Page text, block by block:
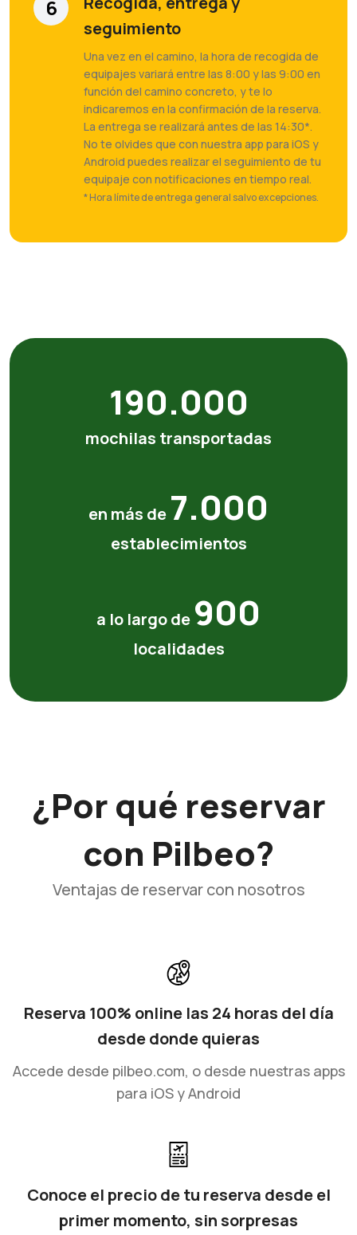
6
seguimiento
Una vez en el camino, la hora de recogida de
equipajes variará entre las 8:00 y las 9:00 en
función del camino concreto, y te lo
indicaremos en la confirmación de la reserva.
La entrega se realizará antes de las 14:30*.
No te olvides que con nuestra app para iOS y
Android puedes realizar el seguimiento de tu
equipaje con notificaciones en tiempo real.
* Hora límite de entrega general salvo excepciones.
190.000
mochilas transportadas
en más de 7.000
establecimientos
a lo largo de 900
localidades
¿Por qué reservar
con Pilbeo?
Ventajas de reservar con nosotros
Reserva 100% online las 24 horas del día
desde donde quieras
Accede desde pilbeo.com, o desde nuestras apps
para iOS y Android
Conoce el precio de tu reserva desde el
primer momento, sin sorpresas